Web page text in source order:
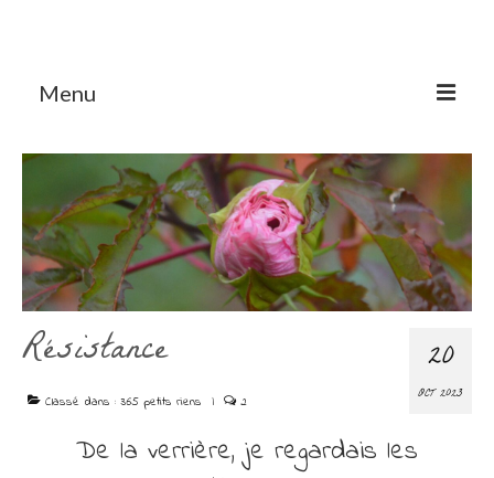
Menu
Accueil
La Bastidane
La Boutique
Archives
Découvrir
20
OCT 2023
Résistance
Classé dans : 365 petits riens | 2
De la verrière, je regardais les